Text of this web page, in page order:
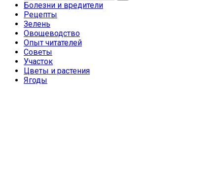
Болезни и вредители
Рецепты
Зелень
Овощеводство
Опыт читателей
Советы
Участок
Цветы и растения
Ягоды